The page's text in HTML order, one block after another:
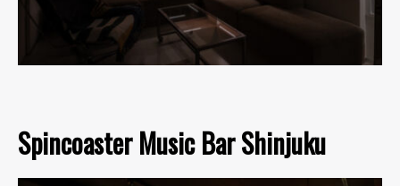
Spincoaster Music Bar Shinjuku